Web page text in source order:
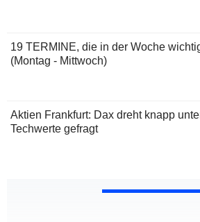
19 TERMINE, die in der Woche
(Montag - Mittwoch)
Aktien Frankfurt: Dax dreht knapp
Techwerte gefragt